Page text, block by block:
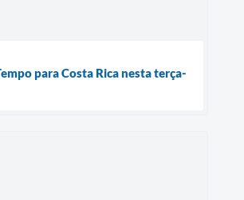
para Costa Rica nesta terça-